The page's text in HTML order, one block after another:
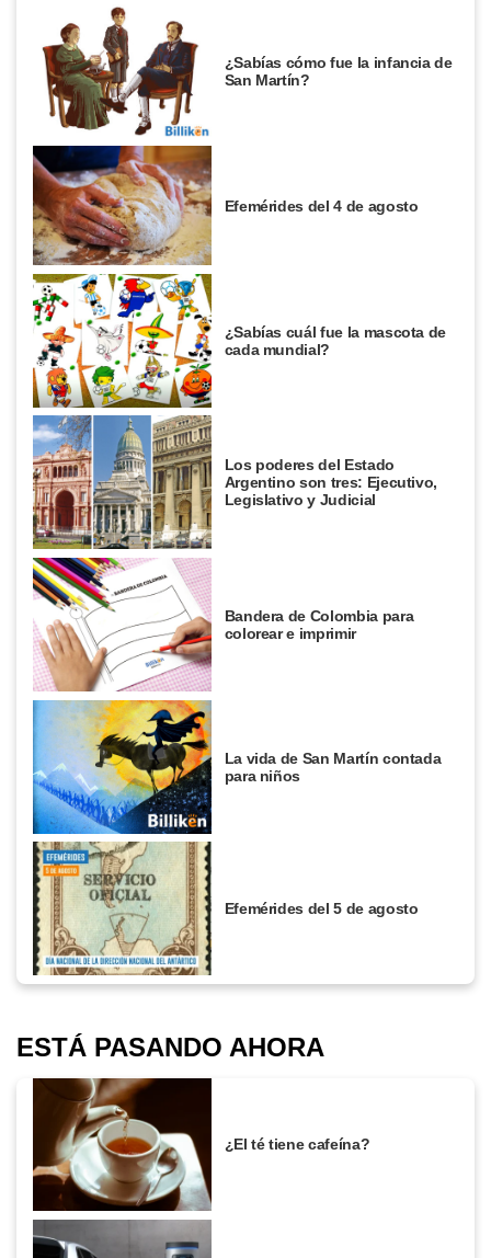
¿Sabías cómo fue la infancia de
San Martín?
Efemérides del 4 de agosto
¿Sabías cuál fue la mascota de
cada mundial?
Los poderes del Estado
Argentino son tres: Ejecutivo,
Legislativo y Judicial
Bandera de Colombia para
colorear e imprimir
La vida de San Martín contada
para niños
Efemérides del 5 de agosto
ESTÁ PASANDO AHORA
¿El té tiene cafeína?